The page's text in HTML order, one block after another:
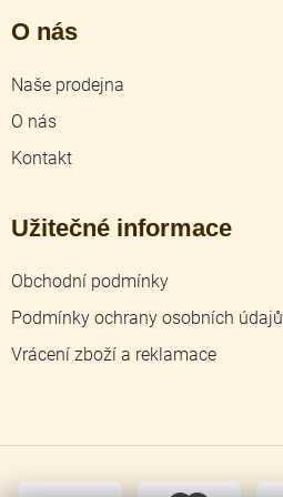
O nás
Naše prodejna
O nás
Kontakt
Užitečné informace
Obchodní podmínky
Podmínky ochrany osobních údajů
Vrácení zboží a reklamace